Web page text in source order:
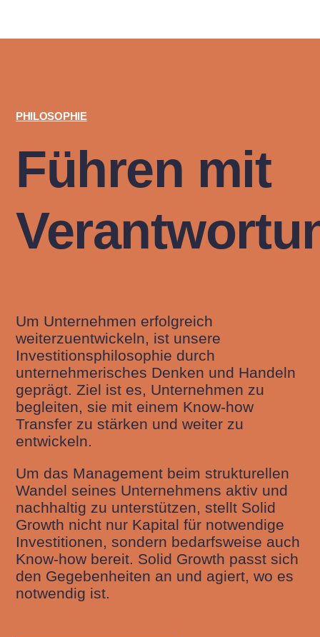
PHILOSOPHIE
Führen mit
Um Unternehmen erfolgreich
weiterzuentwickeln, ist unsere
Investitionsphilosophie durch
unternehmerisches Denken und Handeln
geprägt. Ziel ist es, Unternehmen zu
begleiten, sie mit einem Know-how
Transfer zu stärken und weiter zu
entwickeln.
Um das Management beim strukturellen
Wandel seines Unternehmens aktiv und
nachhaltig zu unterstützen, stellt Solid
Growth nicht nur Kapital für notwendige
Investitionen, sondern bedarfsweise auch
Know-how bereit. Solid Growth passt sich
den Gegebenheiten an und agiert, wo es
notwendig ist.